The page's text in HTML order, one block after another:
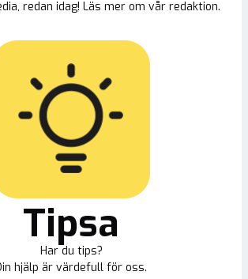
redan idag! Läs mer om vår redaktion.
Tipsa
Har du tips?
hjälp är värdefull för oss.